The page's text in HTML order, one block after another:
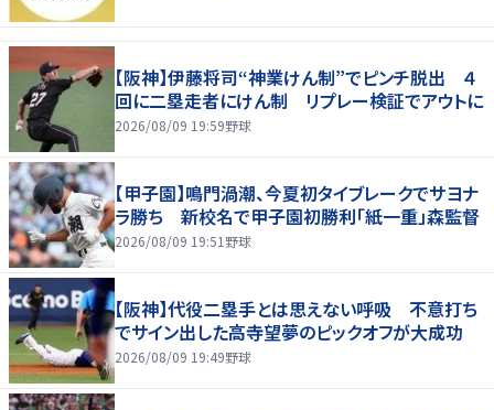
【阪神】伊藤将司“神業けん制”でピンチ脱出 ４
回に二塁走者にけん制 リプレー検証でアウトに
2026/08/09 19:59野球
【甲子園】鳴門渦潮、今夏初タイブレークでサヨナ
ラ勝ち 新校名で甲子園初勝利「紙一重」森監督
2026/08/09 19:51野球
【阪神】代役二塁手とは思えない呼吸 不意打ち
でサイン出した高寺望夢のピックオフが大成功
2026/08/09 19:49野球